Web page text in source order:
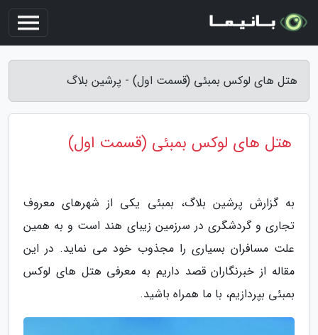
هتل های لوکس بمبئی (قسمت اول) - پرشین بلاگ
هتل های لوکس بمبئی (قسمت اول)
به گزارش پرشین بلاگ، بمبئی یکی از شهرهای معروف
تجاری و گردشگری در سرزمین زیبای هند است و به همین
علت مسافران بسیاری را مجذوب خود می نماید. در این
مقاله از خبرنگاران قصد داریم به معرفی هتل های لوکس
بمبئی بپردازیم، با ما همراه باشید.